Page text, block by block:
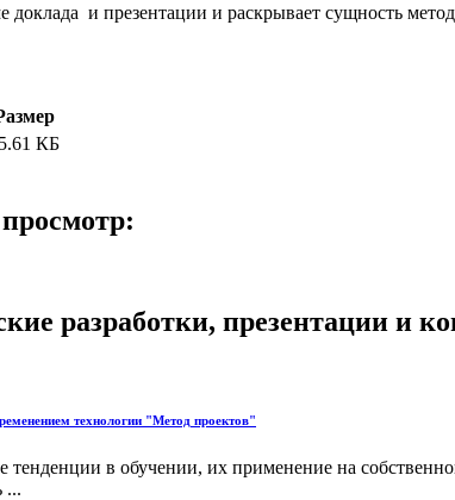
доклада и презентации и раскрывает сущность
КБ
разработки, презентации и
технологии "Метод проектов"
тенденции в обучении, их применение на
...